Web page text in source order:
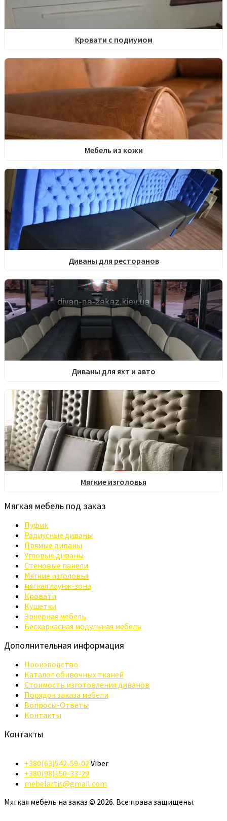
Кровати с подиумом
Мебель из кожи
Диваны для ресторанов
Диваны для яхт и авто
Мягкие изголовья
Мягкая мебель под заказ
Пуфик
Радиусные диваны
Прямые диваны
Угловые диваны
Стеновые панели
Мягкие изголовья
мягкая лаунж-зона
Кровати
Кушетки
Эркерная мебель
Бескаркасная модульная мебель
Дополнительная информация
Производство
Каталог обивочных тканей
Стоимость изготовления диванов
Порядок заказа мебели
Вопросы-Ответы
Контакты
Контакты
+380(63)542-59-02Viber
+380(98)150-33-29
mebelartis@gmail.com
Мягкая мебель на заказ © 2026. Все права защищены.